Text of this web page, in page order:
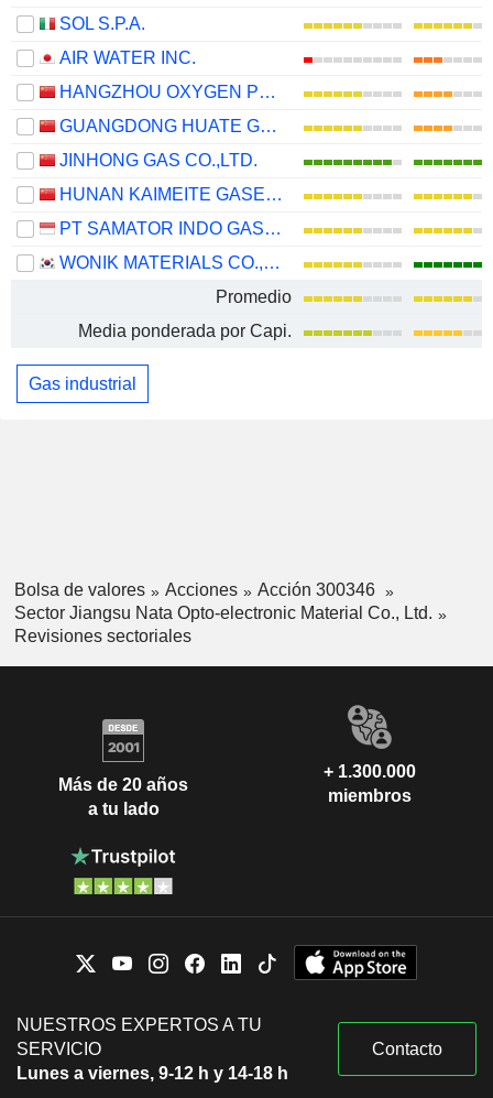
SOL S.P.A.
AIR WATER INC.
HANGZHOU OXYGEN PLANT GROUP CO., LTD.
GUANGDONG HUATE GAS CO., LTD
JINHONG GAS CO.,LTD.
HUNAN KAIMEITE GASES CO., LTD.
PT SAMATOR INDO GAS TBK
WONIK MATERIALS CO.,LTD.
Promedio
Media ponderada por Capi.
Gas industrial
Bolsa de valores Acciones
Acción 300346
Sector Jiangsu Nata Opto-electronic Material Co., Ltd.
Revisiones sectoriales
Más de 20 años
a tu lado
+ 1.300.000
miembros
NUESTROS EXPERTOS A TU
SERVICIO
Lunes a viernes, 9-12 h y 14-18 h
Contacto